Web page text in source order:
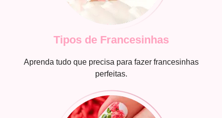
Tipos de Francesinhas
Aprenda tudo que precisa para fazer francesinhas
perfeitas.